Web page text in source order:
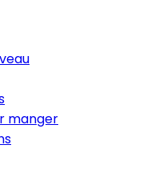
manger